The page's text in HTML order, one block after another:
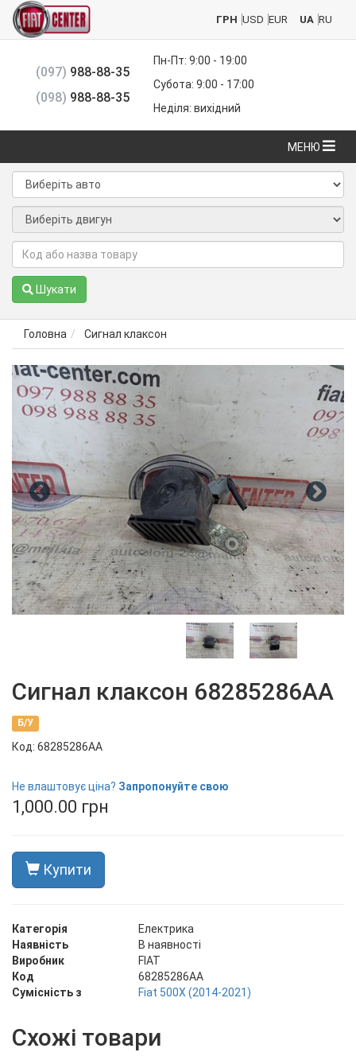
UA RU
ГРН USD EUR
(097) 988-88-35
(098) 988-88-35
Пн-Пт: 9:00 - 19:00
Субота: 9:00 - 17:00
Неділя: вихідний
МЕНЮ
Шукати
Головна Сигнал клаксон
Сигнал клаксон 68285286AA
Б/У
Код: 68285286AA
Не влаштовує ціна? Запропонуйте свою
1,000.00 грн
Купити
Категорія
Електрика
Наявність
В наявності
Виробник
FIAT
Код
68285286AA
Сумісність з
Fiat 500X (2014-2021)
Схожі товари